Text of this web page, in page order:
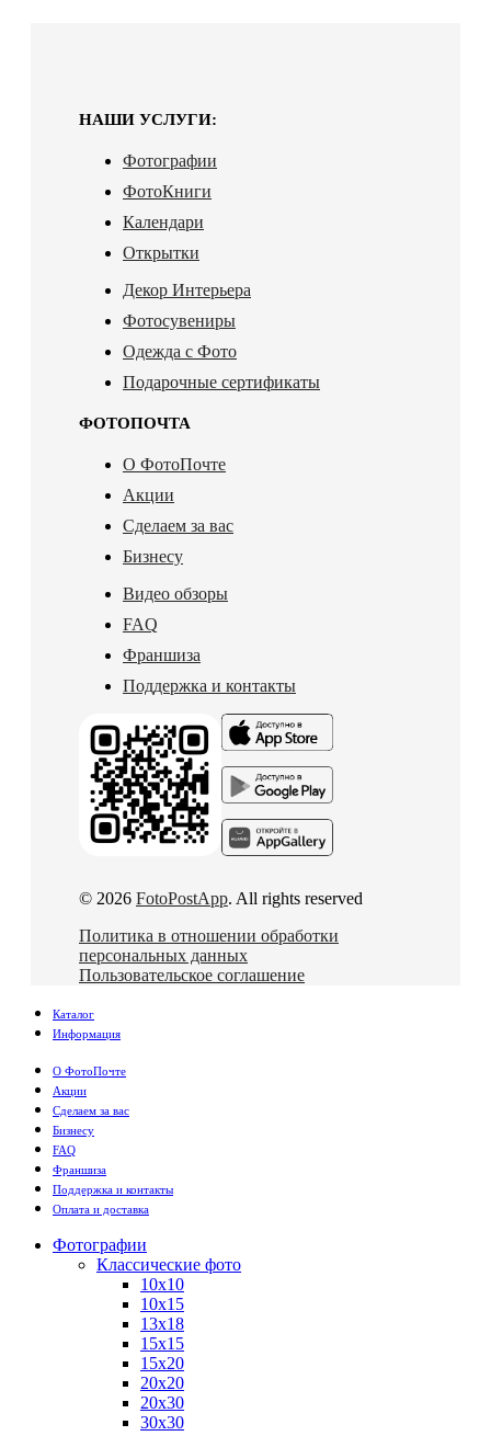
НАШИ УСЛУГИ:
Фотографии
ФотоКниги
Календари
Открытки
Декор Интерьера
Фотосувениры
Одежда с Фото
Подарочные сертификаты
ФОТОПОЧТА
О ФотоПочте
Акции
Сделаем за вас
Бизнесу
Видео обзоры
FAQ
Франшиза
Поддержка и контакты
© 2026 FotoPostApp. All rights reserved
Политика в отношении обработки
персональных данных
Пользовательское соглашение
Каталог
Информация
О ФотоПочте
Акции
Сделаем за вас
Бизнесу
FAQ
Франшиза
Поддержка и контакты
Оплата и доставка
Фотографии
Классические фото
10х10
10х15
13х18
15х15
15х20
20х20
20х30
30х30